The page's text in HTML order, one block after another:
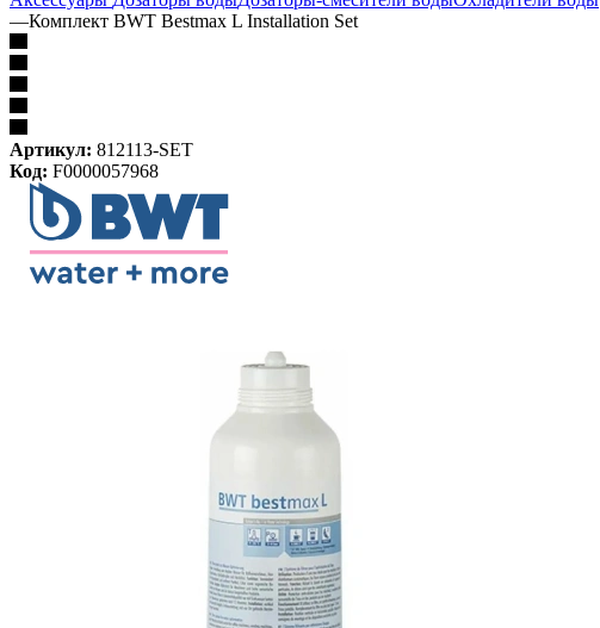
—Комплект BWT Bestmax L Installation Set
Артикул: 812113-SET
Код: F0000057968